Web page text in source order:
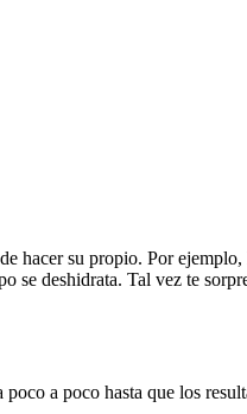
hacer su propio. Por
se deshidrata. Tal vez te
a poco hasta que los